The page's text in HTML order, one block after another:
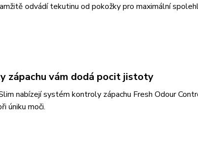
odvádí tekutinu od pokožky pro maximální
zápachu vám dodá pocit jistoty
nabízejí systém kontroly zápachu Fresh Odour
úniku moči.